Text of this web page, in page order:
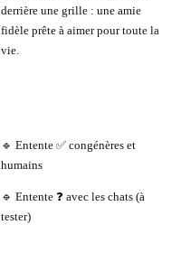
derrière une grille : une amie
fidèle prête à aimer pour toute la
vie.
🔹 Entente ✅ congénères et
humains
🔹 Entente ❓ avec les chats (à
tester)